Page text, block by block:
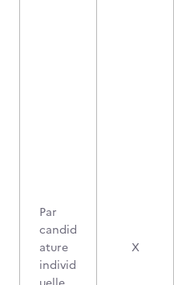
Par
candid
ature
individ
X